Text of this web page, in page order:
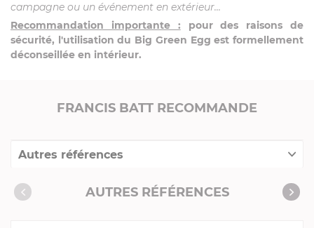
campagne ou un événement en extérieur...
Recommandation importante : pour des raisons de
sécurité, l'utilisation du Big Green Egg est formellement
déconseillée en intérieur.
FRANCIS BATT RECOMMANDE
Autres références
Collection "Packs"AUTRES RÉFÉRENCES